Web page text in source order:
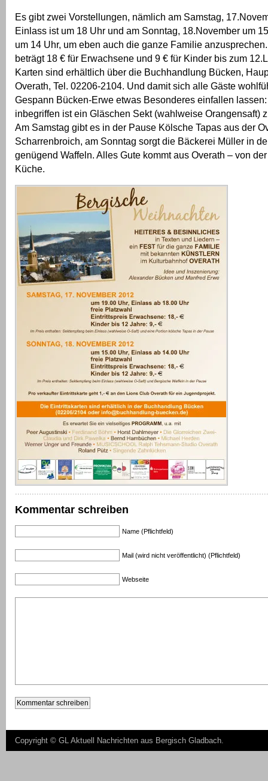
Es gibt zwei Vorstellungen, nämlich am Samstag,
Einlass ist um 18 Uhr und am Sonntag, 18.November um
um 14 Uhr, um eben auch die ganze Familie
beträgt 18 € für Erwachsene und 9 € für Kinder bis zum
Karten sind erhältlich über die Buchhandlung Bücken,
Overath, Tel. 02206-2104. Und damit sich alle Gäste
Gespann Bücken-Erwe etwas Besonderes einfallen
inbegriffen ist ein Gläschen Sekt (wahlweise Orangensaft)
Am Samstag gibt es in der Pause Kölsche Tapas aus der
Scharrenbroich, am Sonntag sorgt die Bäckerei Müller in
genügend Waffeln. Alles Gute kommt aus Overath – von
Küche.
Kommentar schreiben
Name (Pflichtfeld)
Mail (wird nicht veröffentlicht) (Pflichtfeld)
Webseite
Copyright © GL Aktuell Nachrichten aus Bergisch Gladbach.